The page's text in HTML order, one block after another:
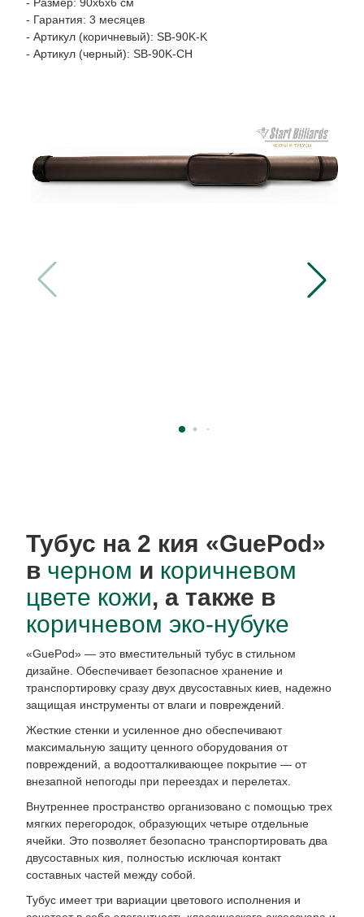
- Гарантия: 3 месяцев
- Артикул (коричневый): SB-90K-K
- Артикул (черный): SB-90K-CH
Тубус на 2 кия «GuePod»
в черном и коричневом
цвете кожи, а также в
коричневом эко-нубуке
«GuePod» — это вместительный тубус в стильном
дизайне. Обеспечивает безопасное хранение и
транспортировку сразу двух двусоставных киев, надежно
защищая инструменты от влаги и повреждений.
Жесткие стенки и усиленное дно обеспечивают
максимальную защиту ценного оборудования от
повреждений, а водоотталкивающее покрытие — от
внезапной непогоды при переездах и перелетах.
Внутреннее пространство организовано с помощью трех
мягких перегородок, образующих четыре отдельные
ячейки. Это позволяет безопасно транспортировать два
двусоставных кия, полностью исключая контакт
составных частей между собой.
Тубус имеет три вариации цветового исполнения и